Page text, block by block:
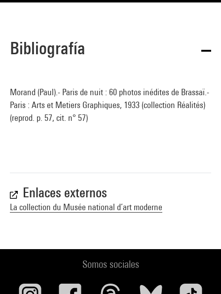
Bibliografía
Morand (Paul).- Paris de nuit : 60 photos inédites de Brassaï.-
Paris : Arts et Metiers Graphiques, 1933 (collection Réalités)
(reprod. p. 57, cit. n° 57)
Enlaces externos
La collection du Musée national d’art moderne
Somos sociales